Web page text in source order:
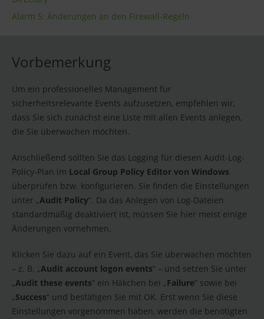
Alarm 5: Änderungen an den Firewall-Regeln
Vorbemerkung
Um ein professionelles Management für
sicherheitsrelevante Events aufzusetzen, empfehlen wir,
dass Sie sich zunächst eine Liste mit allen Events anlegen,
die Sie überwachen möchten.
Anschließend sollten Sie das Logging für diesen Audit-Log-
Policy-Plan im Local Group Policy Editor von Windows
überprüfen bzw. konfigurieren. Sie finden die Einstellungen
unter „Audit Policy“. Da das Anlegen von Log-Dateien
standardmäßig deaktiviert ist, müssen Sie hier meist einige
Änderungen vornehmen.
Klicken Sie dazu auf ein Event, das Sie überwachen möchten
– z. B. „Audit account logon events“ – und setzen Sie unter
„Audit these events“ ein Häkchen bei „Failure“ sowie bei
„Success“ und bestätigen Sie mit OK. Erst wenn Sie diese
Einstellungen vorgenommen haben, werden die benötigten